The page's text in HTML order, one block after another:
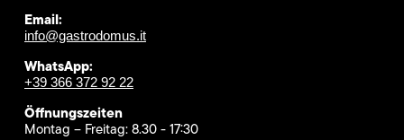
Email:
info@gastrodomus.it
WhatsApp:
+39 366 372 92 22
Öffnungszeiten
Montag – Freitag: 8.30 - 17:30